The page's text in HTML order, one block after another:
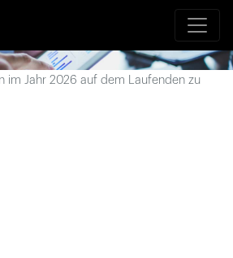
Newsletter, um über Nachrichten
im Jahr 2026 auf dem Laufenden zu